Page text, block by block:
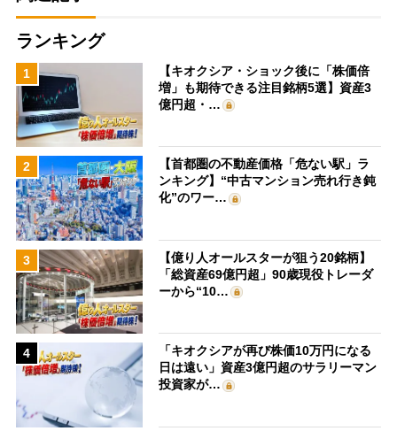
ランキング
1
【キオクシア・ショック後に「株価倍
増」も期待できる注目銘柄5選】資産3
億円超・…
2
【首都圏の不動産価格「危ない駅」ラ
ンキング】“中古マンション売れ行き鈍
化”のワー…
3
【億り人オールスターが狙う20銘柄】
「総資産69億円超」90歳現役トレーダ
ーから“10…
4
「キオクシアが再び株価10万円になる
日は遠い」資産3億円超のサラリーマン
投資家が…